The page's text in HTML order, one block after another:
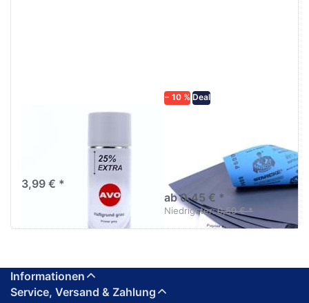
3,99 € *
− 10 % Deal
diversen Körnungen
Nass-Schleifpapier zur nass
und trocken anwendung
ab 0,45 € *
Niedrigster:0,50 € *
Informationen
Service, Versand & Zahlung